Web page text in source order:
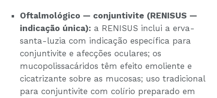
Oftalmológico — conjuntivite (RENISUS —
indicação única): a RENISUS inclui a erva-
santa-luzia com indicação específica para
conjuntivite e afecções oculares; os
mucopolissacáridos têm efeito emoliente e
cicatrizante sobre as mucosas; uso tradicional
para conjuntivite com colírio preparado em